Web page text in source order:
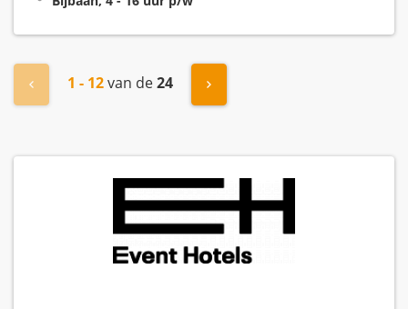
« Vorige1 - 12van de24 Volgende »